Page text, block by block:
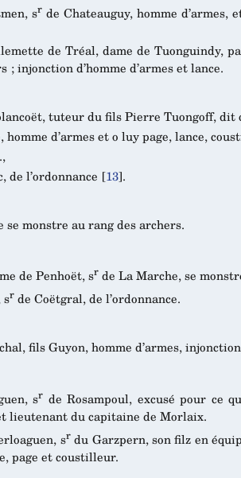
srde Chateauguy, homme
de Tréal, dame de Tuonguindy,
; injonction d’homme d’armes et lance.
tuteur du fils Pierre Tuongoff, dit
homme d’armes et o luy page, lance,
de l’ordonnance [13].
se monstre au rang des archers.
de Penhoët, srde La Marche, se
srde Coëtgral, de l’ordonnance.
fils Guyon, homme d’armes,
sr de Rosampoul, excusé pour ce
lieutenant du capitaine de Morlaix.
srdu Garzpern, son filz en
page et coustilleur.